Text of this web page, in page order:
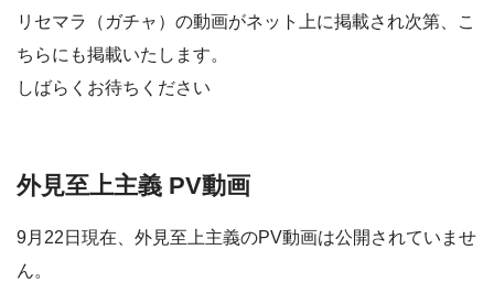
リセマラ（ガチャ）の動画がネット上に掲載され次第、こ
ちらにも掲載いたします。
しばらくお待ちください
外見至上主義 PV動画
9月22日現在、外見至上主義のPV動画は公開されていませ
ん。